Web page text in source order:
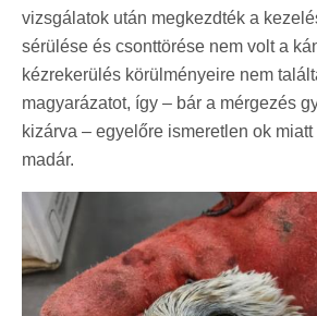
vizsgálatok után megkezdték a
sérülése és csonttörése nem volt a
kézrekerülés körülményeire nem
magyarázatot, így – bár a mérgezés
kizárva – egyelőre ismeretlen ok
madár.